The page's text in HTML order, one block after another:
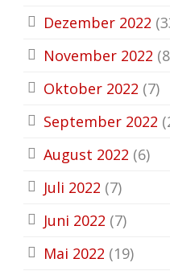
Dezember 2022
November 2022
Oktober 2022 (7)
September 2022
August 2022 (6)
Juli 2022 (7)
Juni 2022 (7)
Mai 2022 (19)